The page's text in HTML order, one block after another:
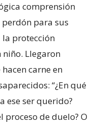
comprensión
para sus
la protección
Llegaron
carne en
“¿En qué
ese ser querido?
proceso de duelo? O